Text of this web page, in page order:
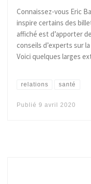
Connaissez-vous Eric
inspire certains des
affiché est d’apporter
conseils d’experts sur
Voici quelques larges
relations santé
Publié 9 avril 2020